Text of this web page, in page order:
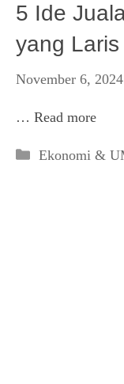
5 Ide
yang
November 6, 2024
… Read more
Kategori
Ekonomi &